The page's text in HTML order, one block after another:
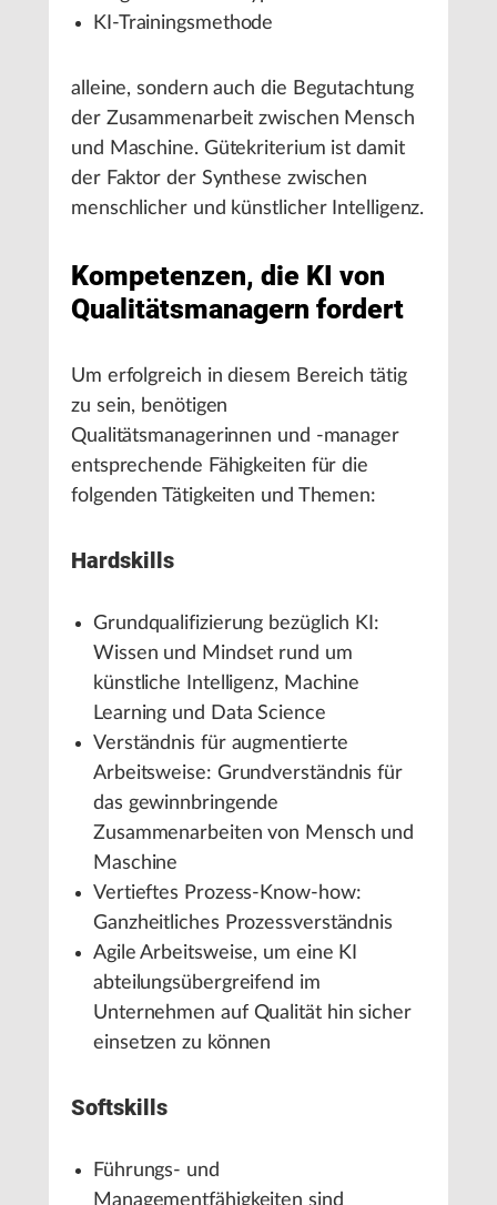
KI-Trainingsmethode
alleine, sondern auch die Begutachtung
der Zusammenarbeit zwischen Mensch
und Maschine. Gütekriterium ist damit
der Faktor der Synthese zwischen
menschlicher und künstlicher Intelligenz.
Kompetenzen, die KI von
Qualitätsmanagern fordert
Um erfolgreich in diesem Bereich tätig
zu sein, benötigen
Qualitätsmanagerinnen und -manager
entsprechende Fähigkeiten für die
folgenden Tätigkeiten und Themen:
Hardskills
Grundqualifizierung bezüglich KI:
Wissen und Mindset rund um
künstliche Intelligenz, Machine
Learning und Data Science
Verständnis für augmentierte
Arbeitsweise: Grundverständnis für
das gewinnbringende
Zusammenarbeiten von Mensch und
Maschine
Vertieftes Prozess-Know-how:
Ganzheitliches Prozessverständnis
Agile Arbeitsweise, um eine KI
abteilungsübergreifend im
Unternehmen auf Qualität hin sicher
einsetzen zu können
Softskills
Führungs- und
Managementfähigkeiten sind